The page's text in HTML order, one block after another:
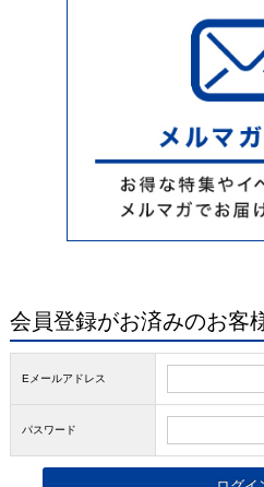
会員登録がお済みのお客
Eメールアドレス
パスワード